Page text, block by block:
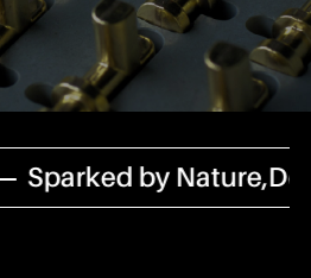
Sparked by